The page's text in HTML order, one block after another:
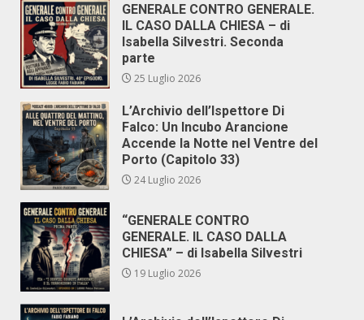
GENERALE CONTRO GENERALE.
IL CASO DALLA CHIESA – di
Isabella Silvestri. Seconda
parte
25 Luglio 2026
L’Archivio dell’Ispettore Di
Falco: Un Incubo Arancione
Accende la Notte nel Ventre del
Porto (Capitolo 33)
24 Luglio 2026
“GENERALE CONTRO
GENERALE. IL CASO DALLA
CHIESA” – di Isabella Silvestri
19 Luglio 2026